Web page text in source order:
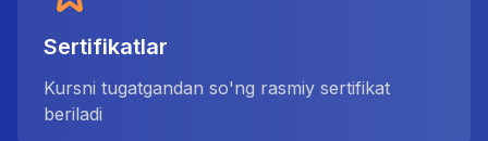
Sertifikatlar
Kursni tugatgandan so'ng rasmiy sertifikat
beriladi